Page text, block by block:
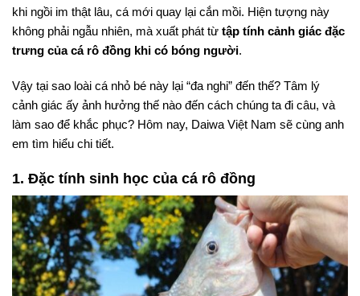
khi ngồi im thật lâu, cá mới quay lại cắn mồi. Hiện tượng này
không phải ngẫu nhiên, mà xuất phát từ tập tính cảnh giác đặc
trưng của cá rô đồng khi có bóng người.
Vậy tại sao loài cá nhỏ bé này lại “đa nghi” đến thế? Tâm lý
cảnh giác ấy ảnh hưởng thế nào đến cách chúng ta đi câu, và
làm sao để khắc phục? Hôm nay, Daiwa Việt Nam sẽ cùng anh
em tìm hiểu chi tiết.
1. Đặc tính sinh học của cá rô đồng